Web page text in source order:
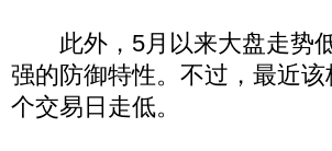
此外，5月以来大盘走势低
强的防御特性。不过，最近
个交易日走低。